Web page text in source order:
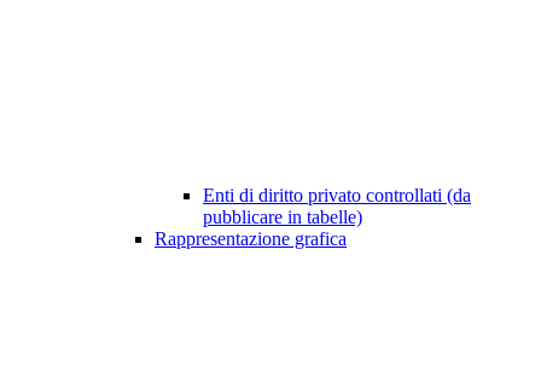
Enti di diritto privato controllati (da
pubblicare in tabelle)
Rappresentazione grafica